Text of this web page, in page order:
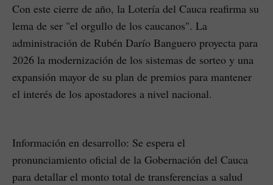
Con este cierre de año, la Lotería del Cauca reafirma su
lema de ser "el orgullo de los caucanos". La
administración de Rubén Darío Banguero proyecta para
2026 la modernización de los sistemas de sorteo y una
expansión mayor de su plan de premios para mantener
el interés de los apostadores a nivel nacional.
Información en desarrollo: Se espera el
pronunciamiento oficial de la Gobernación del Cauca
para detallar el monto total de transferencias a salud